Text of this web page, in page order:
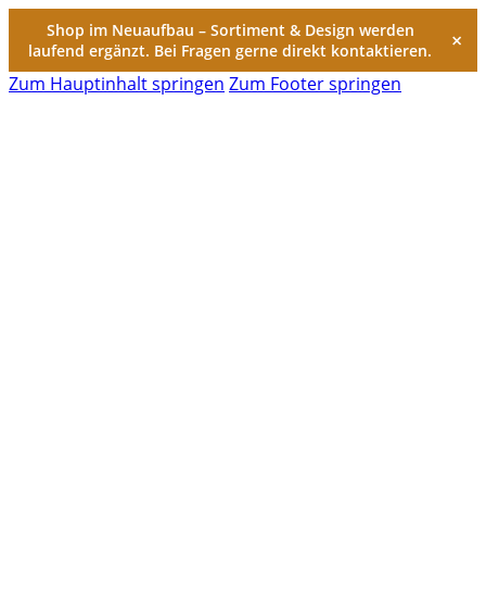
Shop im Neuaufbau – Sortiment & Design werden
laufend ergänzt. Bei Fragen gerne direkt kontaktieren.
×
Zum Hauptinhalt springen Zum Footer springen